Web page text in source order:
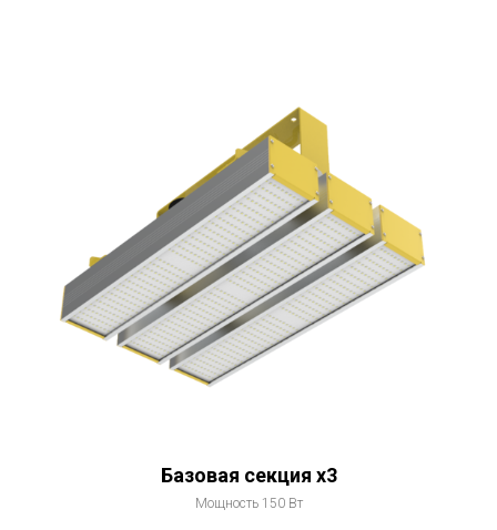
Базовая секция x3
Мощность 150 Вт